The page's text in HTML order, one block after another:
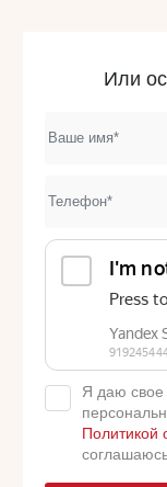
Или
Я даю свое
Политикой